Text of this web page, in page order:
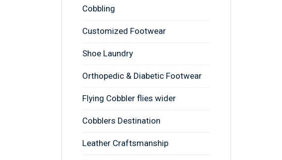
Cobbling
Customized Footwear
Shoe Laundry
Orthopedic & Diabetic Footwear
Flying Cobbler flies wider
Cobblers Destination
Leather Craftsmanship